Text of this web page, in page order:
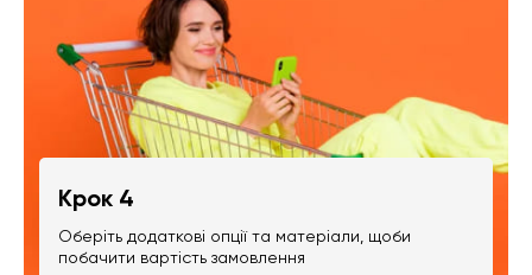
Крок 4
Оберіть додаткові опції та матеріали, щоби
побачити вартість замовлення